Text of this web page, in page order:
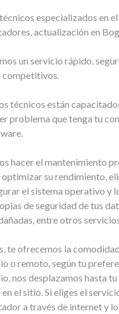
especializados en
actualización en
un servicio rápido,
competitivos.
técnicos están
problema que tenga tu
hacer el mantenimiento
optimizar su rendimiento,
el sistema operativo y
de seguridad de tus
entre otros
te ofrecemos la
o remoto, según tu
nos desplazamos hasta
el sitio. Si eliges el
a través de internet y lo